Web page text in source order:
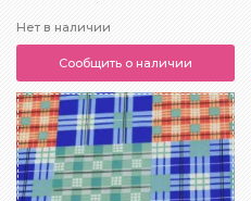
Нет в наличии
Сообщить о наличии